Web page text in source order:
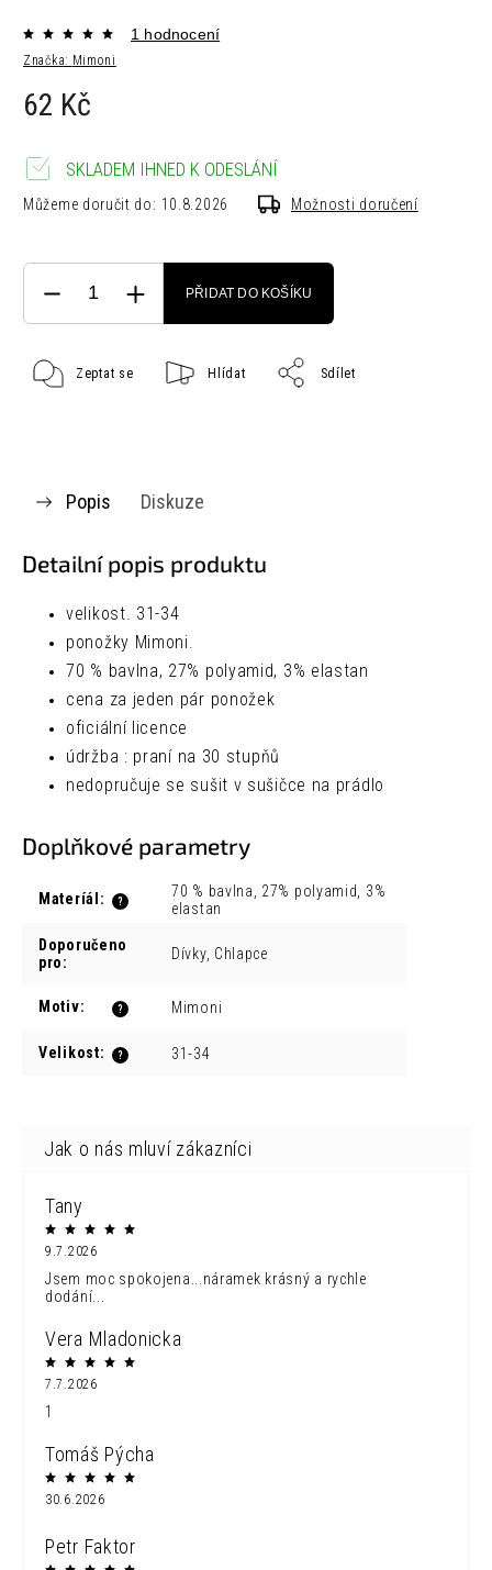
Značka: Mimoni
1 hodnocení
62 Kč
SKLADEM IHNED K ODESLÁNÍ
Můžeme doručit do: 10.8.2026 Možnosti doručení
PŘIDAT DO KOŠÍKU
Zeptat se Hlídat Sdílet
Popis Diskuze
Detailní popis produktu
velikost. 31-34
ponožky Mimoni.
70 % bavlna, 27% polyamid, 3% elastan
cena za jeden pár ponožek
oficiální licence
údržba : praní na 30 stupňů
nedopručuje se sušit v sušičce na prádlo
Doplňkové parametry
?
Materíál :
70 % bavlna, 27% polyamid, 3%
elastan
Doporučeno
pro: Dívky, Chlapce
?
Motiv: Mimoni
?
Velikost: 31-34
Tany
9.7.2026
Jsem moc spokojena...náramek krásný a rychle
dodání...
Vera Mladonicka
7.7.2026
1
Tomáš Pýcha
30.6.2026
Petr Faktor